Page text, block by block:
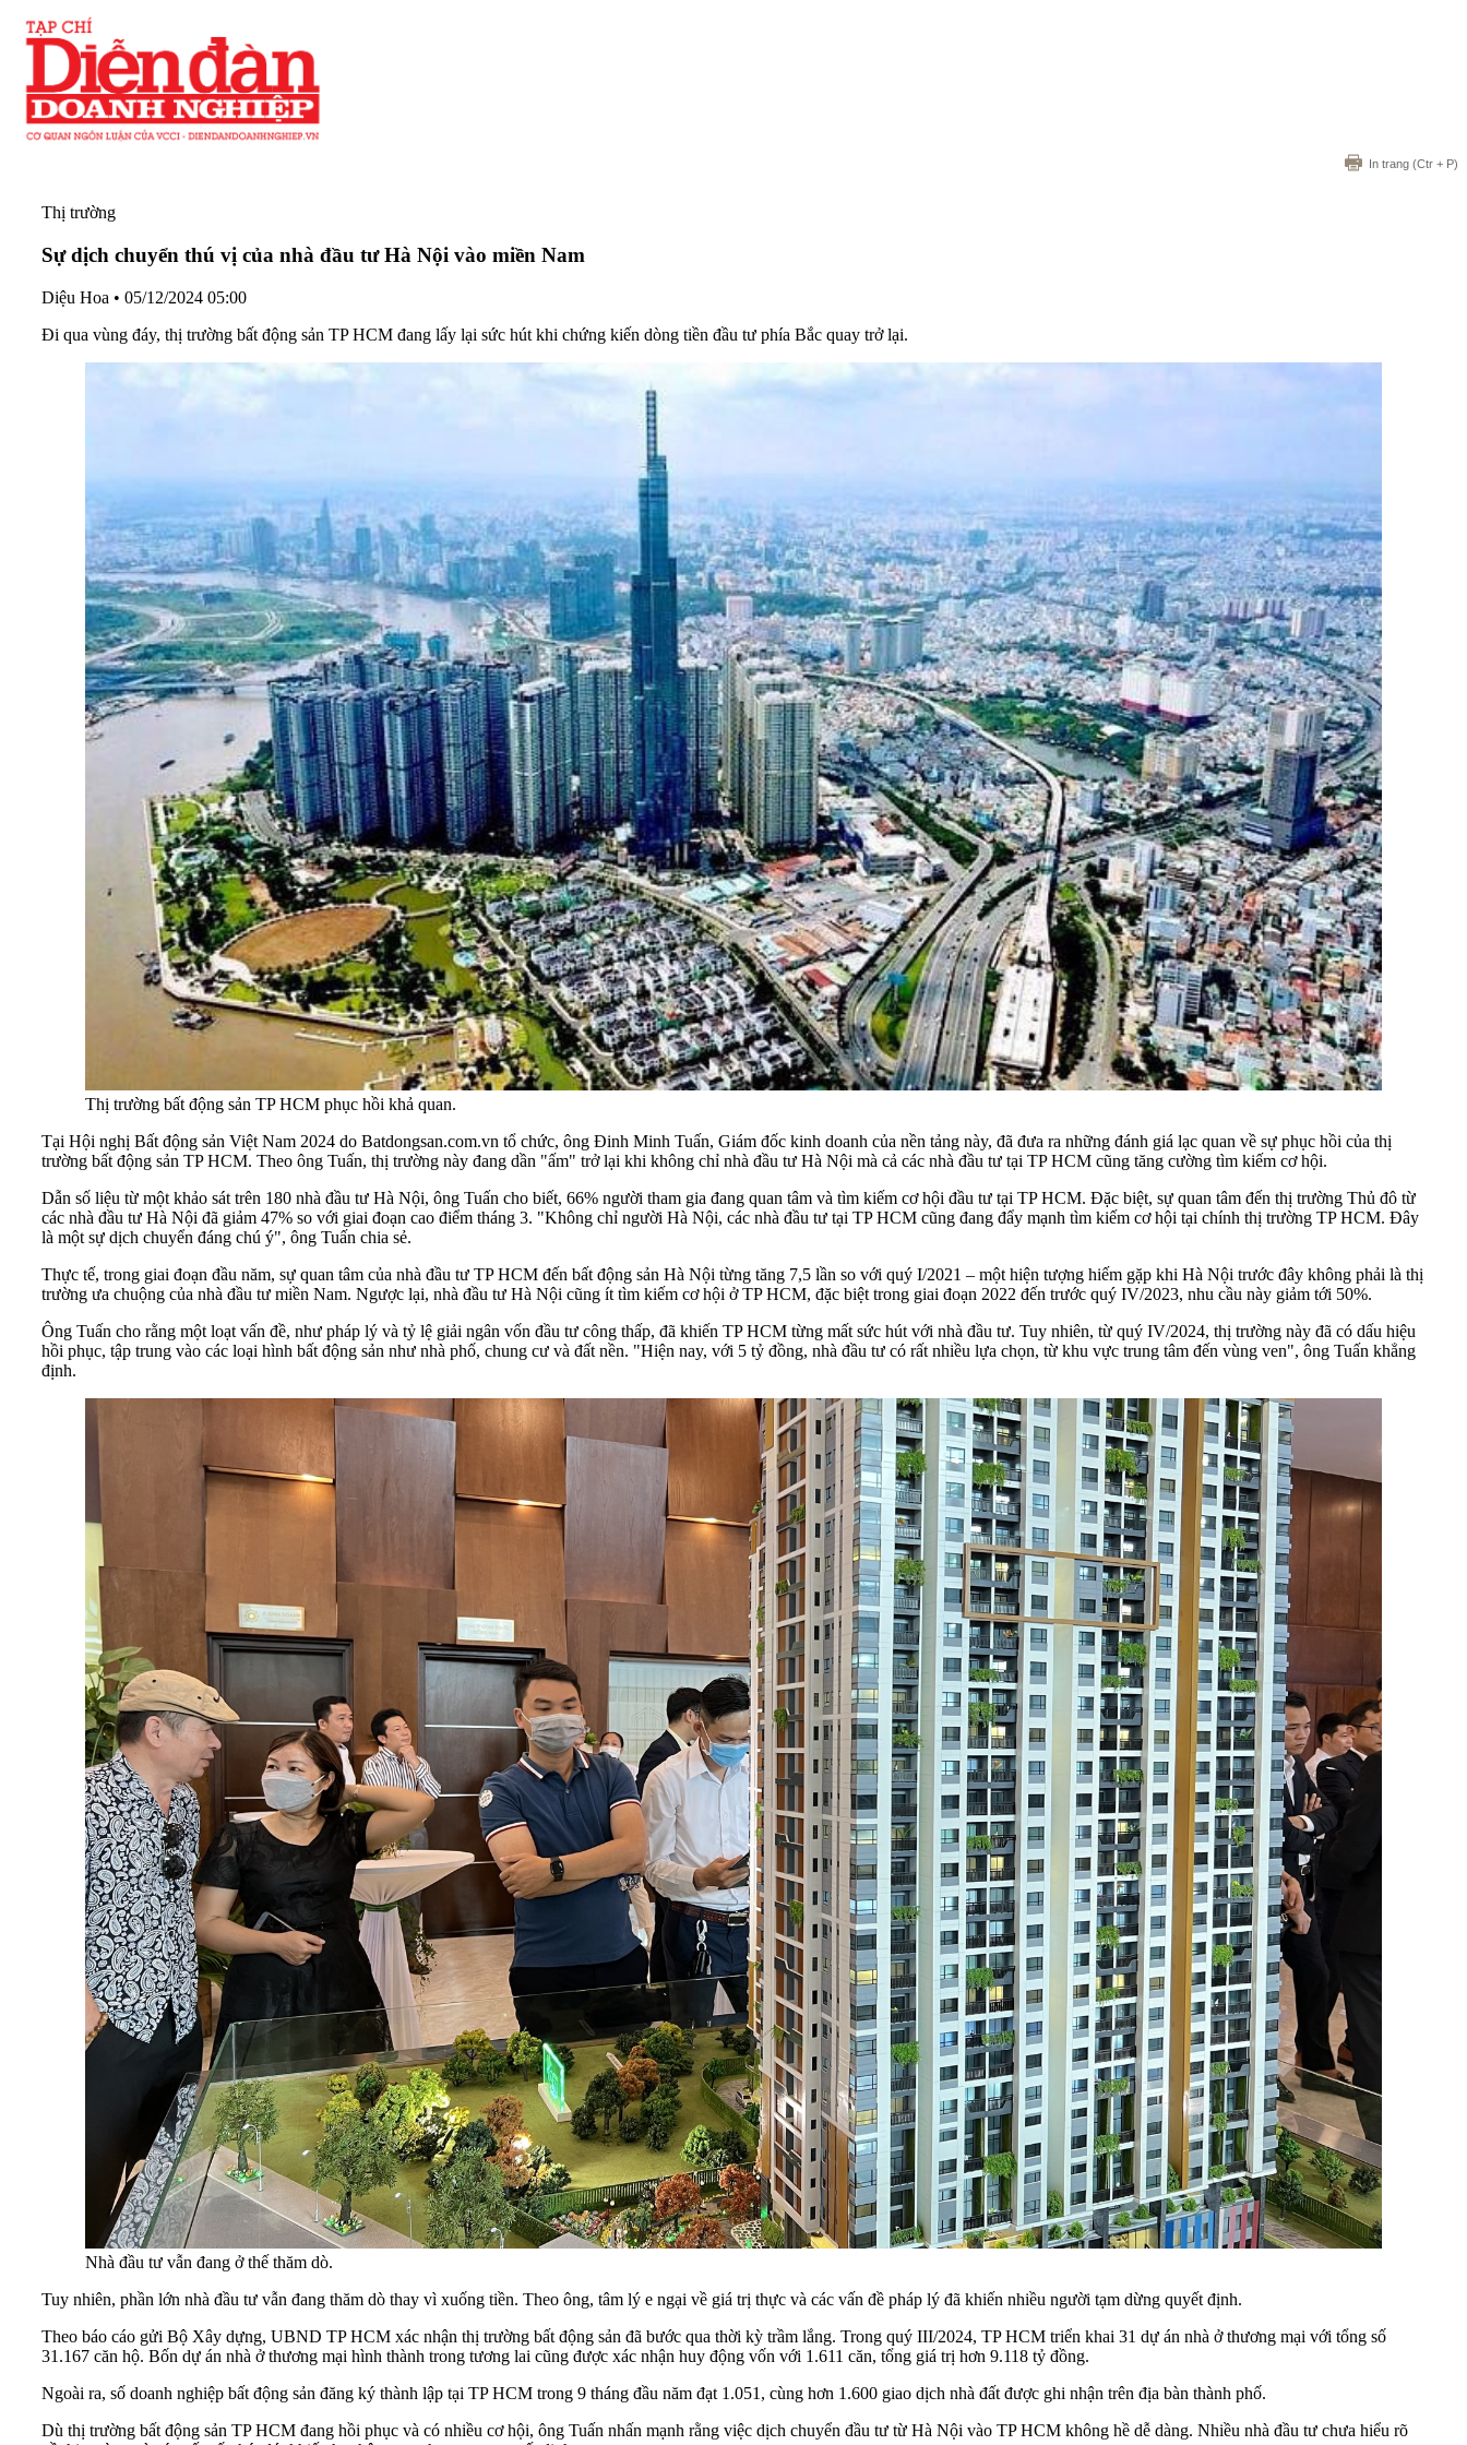
In trang (Ctr + P)
Thị trường
Sự dịch chuyển thú vị của nhà đầu tư Hà Nội vào miền Nam
Diệu Hoa • 05/12/2024 05:00
Đi qua vùng đáy, thị trường bất động sản TP HCM đang lấy lại sức hút khi chứng kiến dòng tiền đầu tư phía Bắc quay trở lại.
Thị trường bất động sản TP HCM phục hồi khả quan.
Tại Hội nghị Bất động sản Việt Nam 2024 do Batdongsan.com.vn tổ chức, ông Đinh Minh Tuấn, Giám đốc kinh doanh của nền tảng này, đã đưa ra những đánh giá lạc quan về sự phục hồi của thị
trường bất động sản TP HCM. Theo ông Tuấn, thị trường này đang dần "ấm" trở lại khi không chỉ nhà đầu tư Hà Nội mà cả các nhà đầu tư tại TP HCM cũng tăng cường tìm kiếm cơ hội.
Dẫn số liệu từ một khảo sát trên 180 nhà đầu tư Hà Nội, ông Tuấn cho biết, 66% người tham gia đang quan tâm và tìm kiếm cơ hội đầu tư tại TP HCM. Đặc biệt, sự quan tâm đến thị trường Thủ đô từ
các nhà đầu tư Hà Nội đã giảm 47% so với giai đoạn cao điểm tháng 3. "Không chỉ người Hà Nội, các nhà đầu tư tại TP HCM cũng đang đẩy mạnh tìm kiếm cơ hội tại chính thị trường TP HCM. Đây
là một sự dịch chuyển đáng chú ý", ông Tuấn chia sẻ.
Thực tế, trong giai đoạn đầu năm, sự quan tâm của nhà đầu tư TP HCM đến bất động sản Hà Nội từng tăng 7,5 lần so với quý I/2021 – một hiện tượng hiếm gặp khi Hà Nội trước đây không phải là thị
trường ưa chuộng của nhà đầu tư miền Nam. Ngược lại, nhà đầu tư Hà Nội cũng ít tìm kiếm cơ hội ở TP HCM, đặc biệt trong giai đoạn 2022 đến trước quý IV/2023, nhu cầu này giảm tới 50%.
Ông Tuấn cho rằng một loạt vấn đề, như pháp lý và tỷ lệ giải ngân vốn đầu tư công thấp, đã khiến TP HCM từng mất sức hút với nhà đầu tư. Tuy nhiên, từ quý IV/2024, thị trường này đã có dấu hiệu
hồi phục, tập trung vào các loại hình bất động sản như nhà phố, chung cư và đất nền. "Hiện nay, với 5 tỷ đồng, nhà đầu tư có rất nhiều lựa chọn, từ khu vực trung tâm đến vùng ven", ông Tuấn khẳng
định.
Nhà đầu tư vẫn đang ở thế thăm dò.
Tuy nhiên, phần lớn nhà đầu tư vẫn đang thăm dò thay vì xuống tiền. Theo ông, tâm lý e ngại về giá trị thực và các vấn đề pháp lý đã khiến nhiều người tạm dừng quyết định.
Theo báo cáo gửi Bộ Xây dựng, UBND TP HCM xác nhận thị trường bất động sản đã bước qua thời kỳ trầm lắng. Trong quý III/2024, TP HCM triển khai 31 dự án nhà ở thương mại với tổng số
31.167 căn hộ. Bốn dự án nhà ở thương mại hình thành trong tương lai cũng được xác nhận huy động vốn với 1.611 căn, tổng giá trị hơn 9.118 tỷ đồng.
Ngoài ra, số doanh nghiệp bất động sản đăng ký thành lập tại TP HCM trong 9 tháng đầu năm đạt 1.051, cùng hơn 1.600 giao dịch nhà đất được ghi nhận trên địa bàn thành phố.
Dù thị trường bất động sản TP HCM đang hồi phục và có nhiều cơ hội, ông Tuấn nhấn mạnh rằng việc dịch chuyển đầu tư từ Hà Nội vào TP HCM không hề dễ dàng. Nhiều nhà đầu tư chưa hiểu rõ